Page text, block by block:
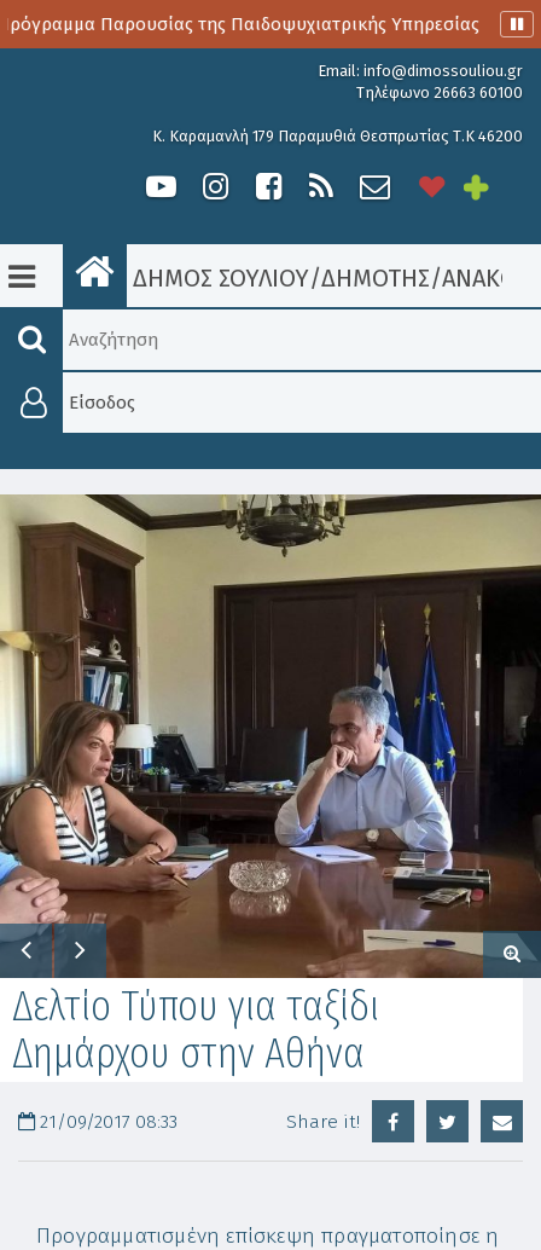
Παρουσίας της Παιδοψυχιατρικής Υπηρεσίας
Email: info@dimossouliou.gr
Τηλέφωνο 26663 60100
Κ. Καραμανλή 179 Παραμυθιά Θεσπρωτίας Τ.Κ 46200
ΔΗΜΟΣ ΣΟΥΛΙΟΥ/ΔΗΜΟΤΗΣ/
Είσοδος
Δελτίο Τύπου για ταξίδι
Δημάρχου στην Αθήνα
21/09/2017 08:33 Share it!
Προγραμματισμένη επίσκεψη πραγματοποίησε η